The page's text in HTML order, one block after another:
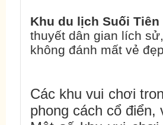
Khu du lịch Suối Tiên
thuyết dân gian lích
không đánh mất vẻ
Các khu vui chơi
phong cách cổ